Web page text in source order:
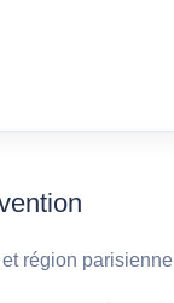
région parisienne